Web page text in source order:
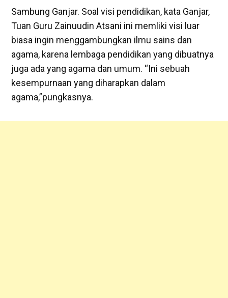
Sambung Ganjar. Soal visi pendidikan, kata Ganjar,
Tuan Guru Zainuudin Atsani ini memliki visi luar
biasa ingin menggambungkan ilmu sains dan
agama, karena lembaga pendidikan yang dibuatnya
juga ada yang agama dan umum. “Ini sebuah
kesempurnaan yang diharapkan dalam
agama,”pungkasnya.